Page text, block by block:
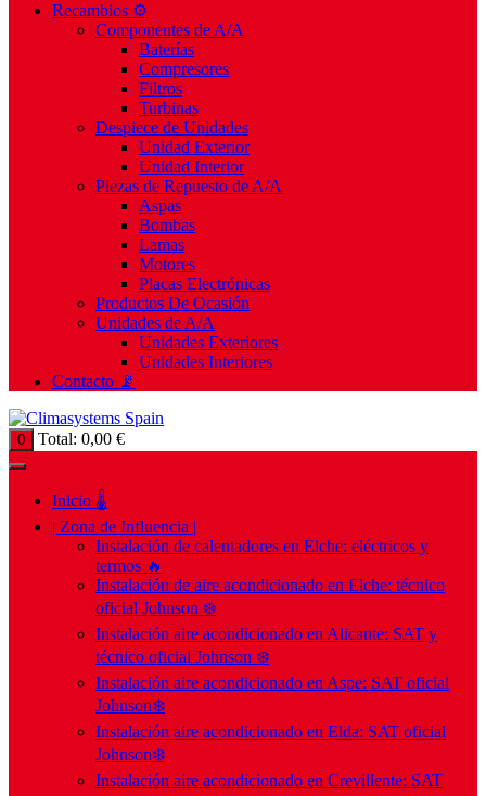
Recambios ⚙️
Componentes de A/A
Baterías
Compresores
Filtros
Turbinas
Despiece de Unidades
Unidad Exterior
Unidad Interior
Piezas de Repuesto de A/A
Aspas
Bombas
Lamas
Motores
Placas Electrónicas
Productos De Ocasión
Unidades de A/A
Unidades Exteriores
Unidades Interiores
Contacto 📡
0 Total: 0,00 €
Inicio 🌡️
| Zona de Influencia |
Instalación de calentadores en Elche: eléctricos y
termos 🔥
Instalación de aire acondicionado en Elche: técnico
oficial Johnson ❄️
Instalación aire acondicionado en Alicante: SAT y
técnico oficial Johnson ❄️
Instalación aire acondicionado en Aspe: SAT oficial
Johnson❄️
Instalación aire acondicionado en Elda: SAT oficial
Johnson❄️
Instalación aire acondicionado en Crevillente: SAT